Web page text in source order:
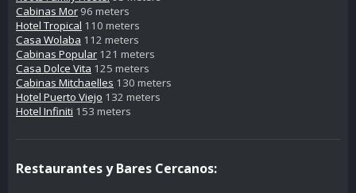
Cabinas Mor 96 meters
Hotel Tropical 110 meters
Casa Wolaba 112 meters
Cabinas Popular 121 meters
Casa Dolce Vita 125 meters
Cabinas Mitchaelles 130 meters
Hotel Puerto Viejo 132 meters
Hotel Infiniti 153 meters
Restaurantes y Bares Cercanos: